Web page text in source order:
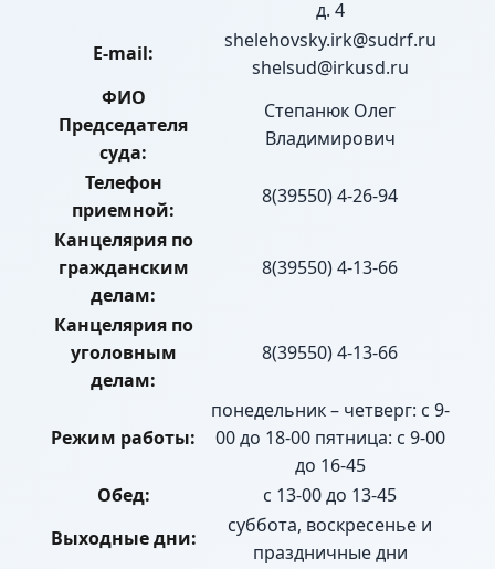
д. 4
E-mail:
shelehovsky.irk@sudrf.ru
shelsud@irkusd.ru
ФИО
Председателя
суда:
Степанюк Олег
Владимирович
Телефон
приемной:
8(39550) 4-26-94
Канцелярия по
гражданским
делам:
8(39550) 4-13-66
Канцелярия по
уголовным
делам:
8(39550) 4-13-66
Режим работы:
понедельник – четверг: с 9-
00 до 18-00 пятница: с 9-00
до 16-45
Обед:
с 13-00 до 13-45
Выходные дни:
суббота, воскресенье и
праздничные дни